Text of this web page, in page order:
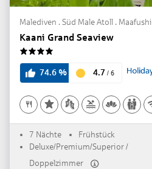
Malediven . Süd Male Atoll . Maafushi
Kaani Grand Seaview
74.6% 4.7 / 6
7 Nächte
Frühstück
Deluxe/Premium/Superior /
Doppelzimmer